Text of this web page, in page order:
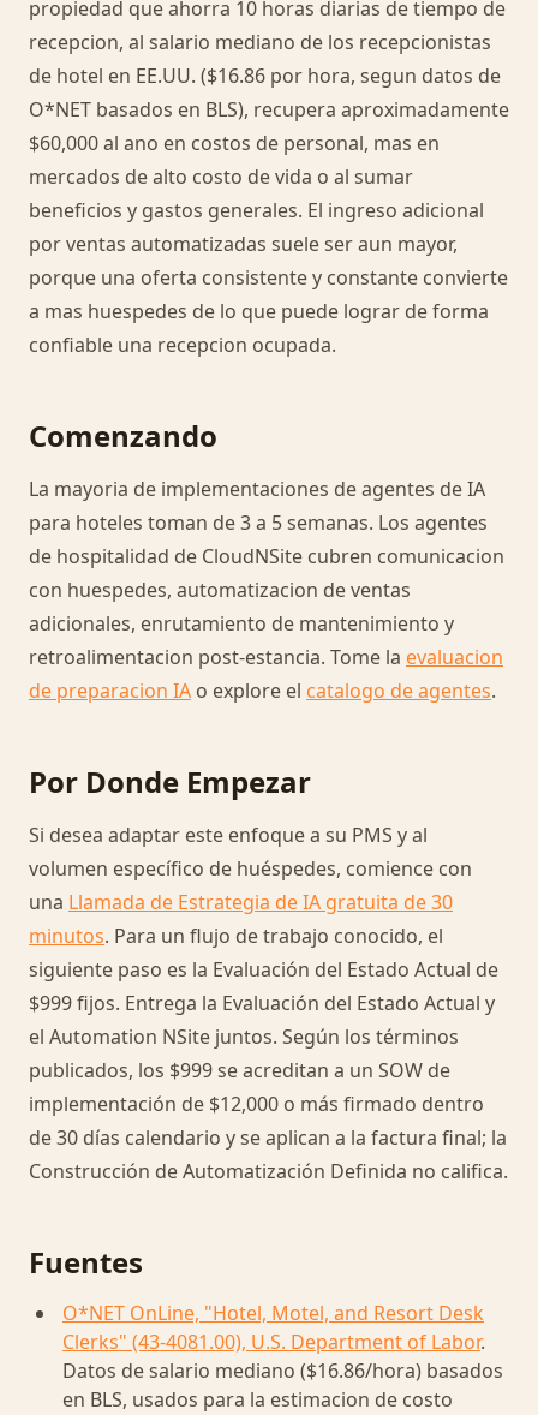
propiedad que ahorra 10 horas diarias de tiempo de
recepcion, al salario mediano de los recepcionistas
de hotel en EE.UU. ($16.86 por hora, segun datos de
O*NET basados en BLS), recupera aproximadamente
$60,000 al ano en costos de personal, mas en
mercados de alto costo de vida o al sumar
beneficios y gastos generales. El ingreso adicional
por ventas automatizadas suele ser aun mayor,
porque una oferta consistente y constante convierte
a mas huespedes de lo que puede lograr de forma
confiable una recepcion ocupada.
Comenzando
La mayoria de implementaciones de agentes de IA
para hoteles toman de 3 a 5 semanas. Los agentes
de hospitalidad de CloudNSite cubren comunicacion
con huespedes, automatizacion de ventas
adicionales, enrutamiento de mantenimiento y
retroalimentacion post-estancia. Tome la evaluacion
de preparacion IA o explore el catalogo de agentes.
Por Donde Empezar
Si desea adaptar este enfoque a su PMS y al
volumen específico de huéspedes, comience con
una Llamada de Estrategia de IA gratuita de 30
minutos. Para un flujo de trabajo conocido, el
siguiente paso es la Evaluación del Estado Actual de
$999 fijos. Entrega la Evaluación del Estado Actual y
el Automation NSite juntos. Según los términos
publicados, los $999 se acreditan a un SOW de
implementación de $12,000 o más firmado dentro
de 30 días calendario y se aplican a la factura final; la
Construcción de Automatización Definida no califica.
Fuentes
O*NET OnLine, "Hotel, Motel, and Resort Desk
Clerks" (43-4081.00), U.S. Department of Labor.
Datos de salario mediano ($16.86/hora) basados
en BLS, usados para la estimacion de costo